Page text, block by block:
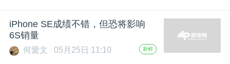
中
心
iPhone SE成绩不错，但恐将影响
6S销量
何愛文 05月25日 11:10 新鲜